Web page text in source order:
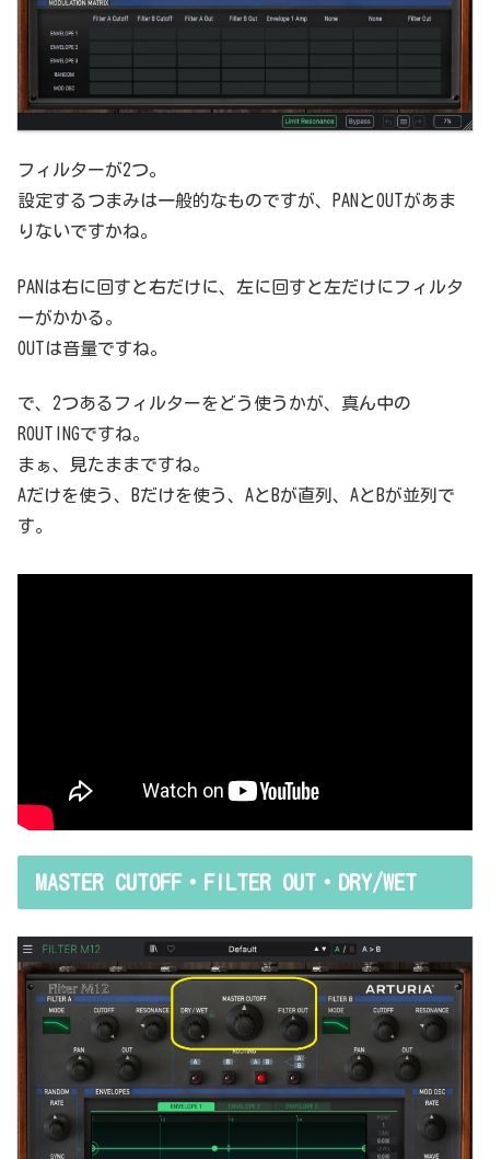
フィルターが2つ。
設定するつまみは一般的なものですが、PANとOUTがあま
りないですかね。
PANは右に回すと右だけに、左に回すと左だけにフィルタ
ーがかかる。
OUTは音量ですね。
で、2つあるフィルターをどう使うかが、真ん中の
ROUTINGですね。
まぁ、見たままですね。
Aだけを使う、Bだけを使う、AとBが直列、AとBが並列で
す。
MASTER CUTOFF・FILTER OUT・DRY/WET